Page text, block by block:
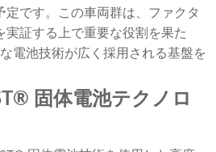
定です。この車両群は、ファクタ
実証する上で重要な役割を果た
電池技術が広く採用される基盤を
固体電池テクノロ